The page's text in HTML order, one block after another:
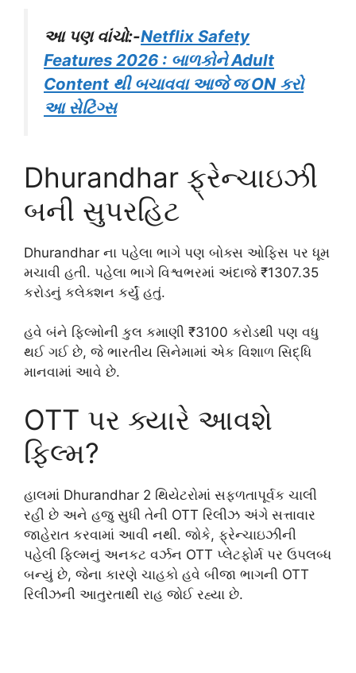
આ પણ વાંચો:-Netflix Safety
Features 2026 : બાળકોને Adult
Content થી બચાવવા આજે જ ON કરો
આ સેટિંગ્સ
Dhurandhar ફ્રેન્ચાઇઝી
બની સુપરહિટ
Dhurandhar ના પહેલા ભાગે પણ બોક્સ ઓફિસ પર ધૂમ
મચાવી હતી. પહેલા ભાગે વિશ્વભરમાં અંદાજે ₹1307.35
કરોડનું કલેક્શન કર્યું હતું.
હવે બંને ફિલ્મોની કુલ કમાણી ₹3100 કરોડથી પણ વધુ
થઈ ગઈ છે, જે ભારતીય સિનેમામાં એક વિશાળ સિદ્ધિ
માનવામાં આવે છે.
OTT પર ક્યારે આવશે
ફિલ્મ?
હાલમાં Dhurandhar 2 થિયેટરોમાં સફળતાપૂર્વક ચાલી
રહી છે અને હજુ સુધી તેની OTT રિલીઝ અંગે સત્તાવાર
જાહેરાત કરવામાં આવી નથી. જોકે, ફ્રેન્ચાઇઝીની
પહેલી ફિલ્મનું અનકટ વર્ઝન OTT પ્લેટફોર્મ પર ઉપલબ્ધ
બન્યું છે, જેના કારણે ચાહકો હવે બીજા ભાગની OTT
રિલીઝની આતુરતાથી રાહ જોઈ રહ્યા છે.